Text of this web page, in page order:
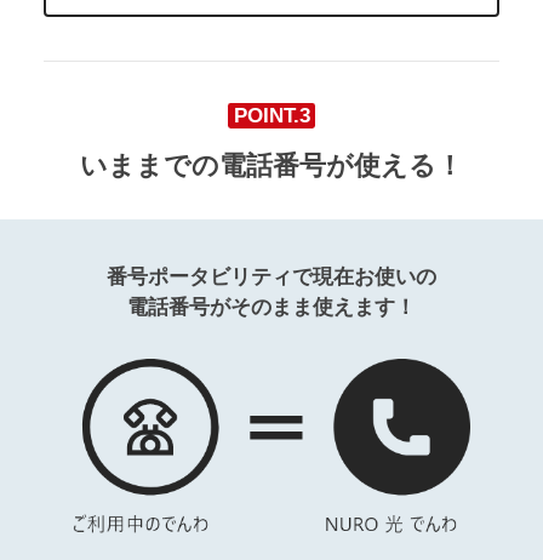
POINT.3
いままでの電話番号が使える！
番号ポータビリティで現在お使いの
電話番号がそのまま使えます！